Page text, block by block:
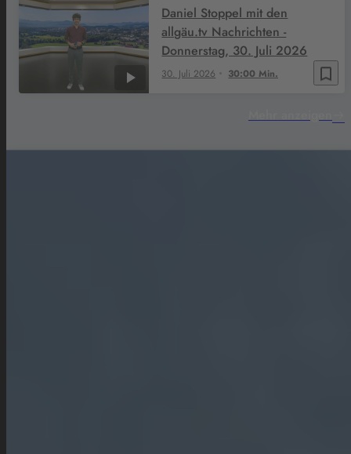
bookmark_border
30. Juli 2026 30:00 Min.
Daniel Stoppel mit den
allgäu.tv Nachrichten -
Donnerstag, 30. Juli 2026